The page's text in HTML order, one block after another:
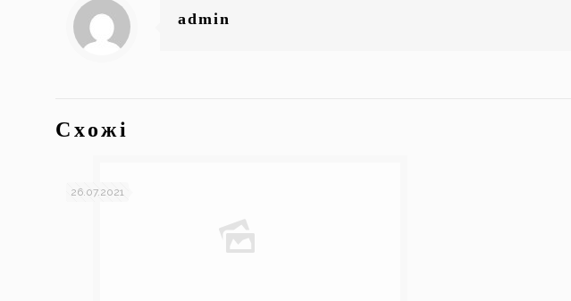
admin
Схожі
26.07.2021